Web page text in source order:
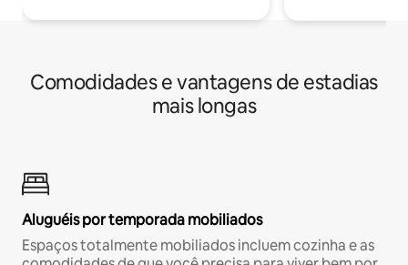
Comodidades e vantagens de estadias
mais longas
Aluguéis por temporada mobiliados
Espaços totalmente mobiliados incluem cozinha e as